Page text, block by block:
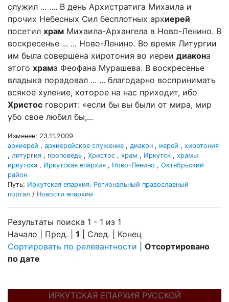
служил ... .... В день Архистратига Михаила и
прочих Небесных Сил бесплотных архиерей
посетил храм Михаила-Архангела в Ново-Ленино. В
воскресенье ... ... Ново-Ленино. Во время Литургии
им была совершена хиротония во иереи диакона
этого храма Феофана Мурашева. В воскресенье
владыка порадовал ... ... благодарно воспринимать
всякое хуление, которое на нас приходит, ибо
Христос говорит: «если бы вы были от мира, мир
убо свое любил бы,...
Изменен: 23.11.2009
архиерей , архиерейское служение , диакон , иерей , хиротония
, литургия , проповедь , Христос , храм , Иркутск , храмы
иркутска , Иркутская епархия , Ново-Ленино , Октябрьский
район
Путь: Иркутская епархия. Региональный православный
портал / Новости епархии
Результаты поиска 1 - 1 из 1
Начало | Пред. | 1 | След. | Конец
Сортировать по релевантности
Отсортировано
по дате
ИРКУТСКАЯ ЕПАРХИЯ РУССКОЙ